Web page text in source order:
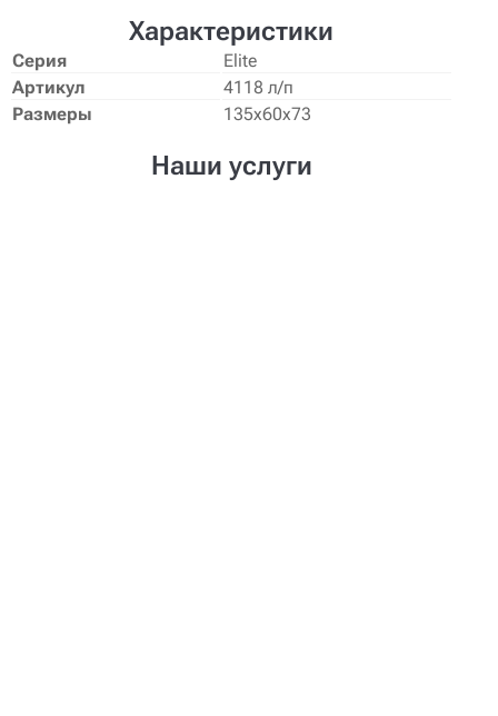
Характеристики
Серия
Elite
Артикул
4118 л/п
Размеры
135х60х73
Наши услуги